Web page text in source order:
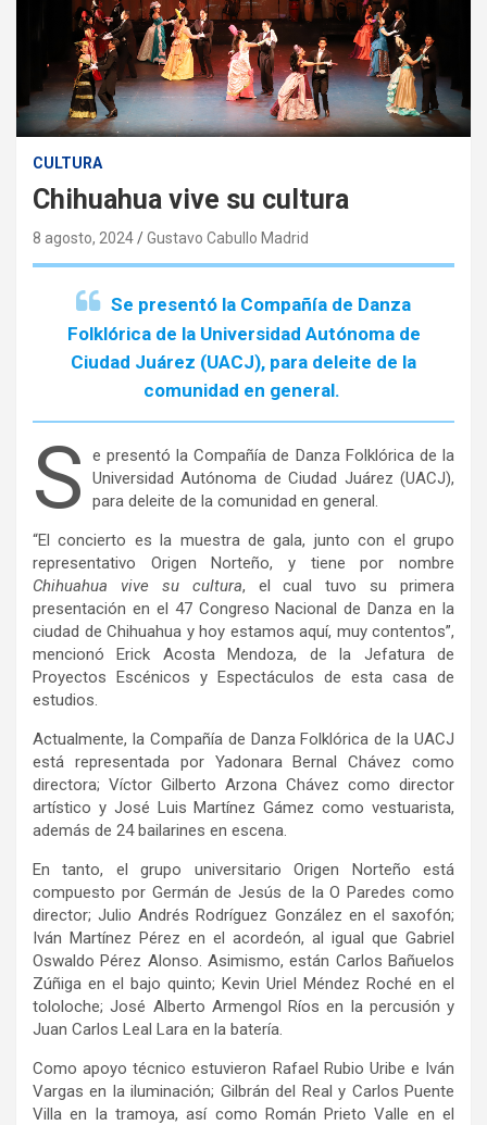
CULTURA
Chihuahua vive su cultura
8 agosto, 2024 Gustavo Cabullo Madrid
Se presentó la Compañía de Danza
Folklórica de la Universidad Autónoma de
Ciudad Juárez (UACJ), para deleite de la
comunidad en general.
S
e presentó la Compañía de Danza Folklórica de la
Universidad Autónoma de Ciudad Juárez (UACJ),
para deleite de la comunidad en general.
“El concierto es la muestra de gala, junto con el grupo
representativo Origen Norteño, y tiene por nombre
Chihuahua vive su cultura, el cual tuvo su primera
presentación en el 47 Congreso Nacional de Danza en la
ciudad de Chihuahua y hoy estamos aquí, muy contentos”,
mencionó Erick Acosta Mendoza, de la Jefatura de
Proyectos Escénicos y Espectáculos de esta casa de
estudios.
Actualmente, la Compañía de Danza Folklórica de la UACJ
está representada por Yadonara Bernal Chávez como
directora; Víctor Gilberto Arzona Chávez como director
artístico y José Luis Martínez Gámez como vestuarista,
además de 24 bailarines en escena.
En tanto, el grupo universitario Origen Norteño está
compuesto por Germán de Jesús de la O Paredes como
director; Julio Andrés Rodríguez González en el saxofón;
Iván Martínez Pérez en el acordeón, al igual que Gabriel
Oswaldo Pérez Alonso. Asimismo, están Carlos Bañuelos
Zúñiga en el bajo quinto; Kevin Uriel Méndez Roché en el
tololoche; José Alberto Armengol Ríos en la percusión y
Juan Carlos Leal Lara en la batería.
Como apoyo técnico estuvieron Rafael Rubio Uribe e Iván
Vargas en la iluminación; Gilbrán del Real y Carlos Puente
Villa en la tramoya, así como Román Prieto Valle en el